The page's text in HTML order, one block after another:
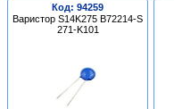
Код: 94259
Варистор S14K275 B72214-S
271-K101